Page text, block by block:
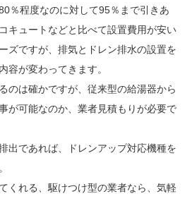
％程度なのに対して95％まで引きあ
キュートなどと比べて設置費用が安い
ズですが、排気とドレン排水の設置を
容が変わってきます。
のは確かですが、従来型の給湯器から
が可能なのか、業者見積もりが必要で
出であれば、ドレンアップ対応機種を
くれる、駆けつけ型の業者なら、気軽